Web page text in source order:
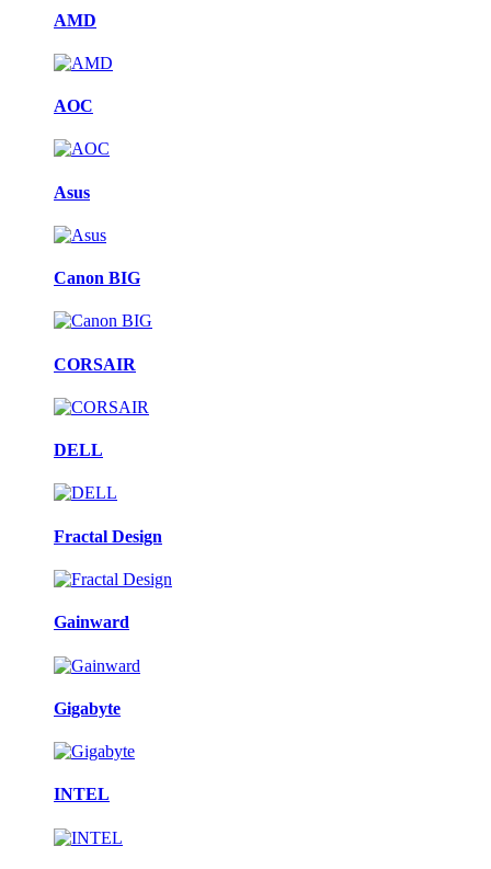
AMD
AOC
Asus
Canon BIG
CORSAIR
DELL
Fractal Design
Gainward
Gigabyte
INTEL